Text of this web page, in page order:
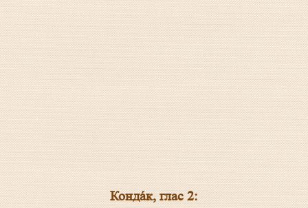
Конда́к, глас 2: